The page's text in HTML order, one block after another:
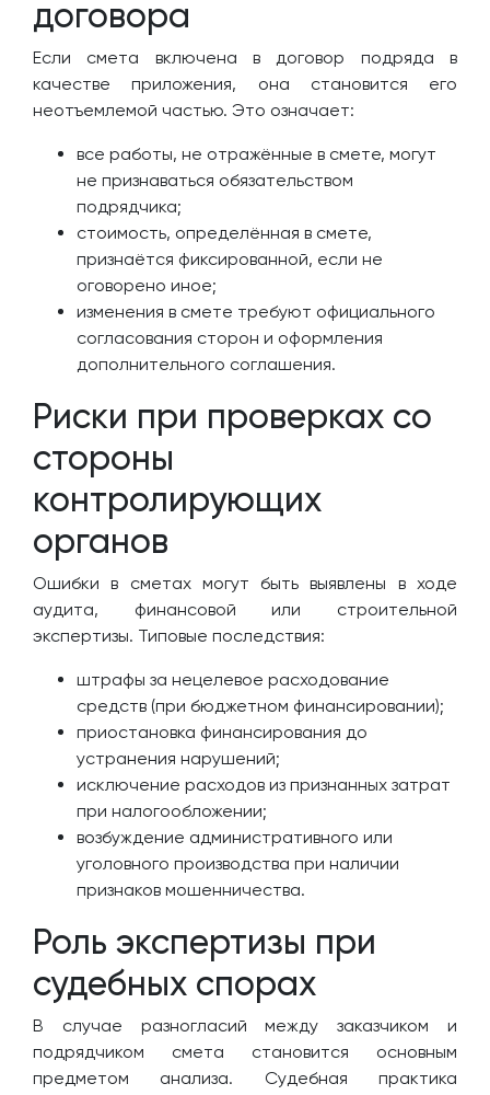
договора
Если смета включена в договор подряда в
качестве приложения, она становится его
неотъемлемой частью. Это означает:
все работы, не отражённые в смете, могут
не признаваться обязательством
подрядчика;
стоимость, определённая в смете,
признаётся фиксированной, если не
оговорено иное;
изменения в смете требуют официального
согласования сторон и оформления
дополнительного соглашения.
Риски при проверках со
стороны
контролирующих
органов
Ошибки в сметах могут быть выявлены в ходе
аудита, финансовой или строительной
экспертизы. Типовые последствия:
штрафы за нецелевое расходование
средств (при бюджетном финансировании);
приостановка финансирования до
устранения нарушений;
исключение расходов из признанных затрат
при налогообложении;
возбуждение административного или
уголовного производства при наличии
признаков мошенничества.
Роль экспертизы при
судебных спорах
В случае разногласий между заказчиком и
подрядчиком смета становится основным
предметом анализа. Судебная практика